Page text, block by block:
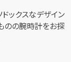
ックスなデザイン
のの腕時計をお探